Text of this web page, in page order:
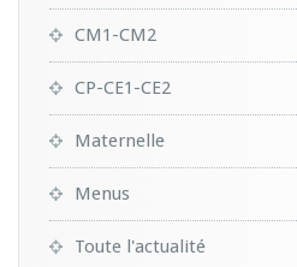
CM1-CM2
CP-CE1-CE2
Maternelle
Menus
Toute l'actualité